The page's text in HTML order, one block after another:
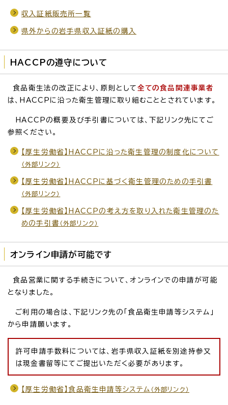
収入証紙販売所一覧
県外からの岩手県収入証紙の購入
HACCPの遵守について
食品衛生法の改正により、原則として 全ての食品関連事業者
は、HACCPに沿った衛生管理に取り組むこととされています。
HACCPの概要及び手引書については、下記リンク先にてご
参照ください。
【厚生労働省】HACCPに沿った衛生管理の制度化について
（外部リンク）
【厚生労働省】HACCPに基づく衛生管理のための手引書
（外部リンク）
【厚生労働省】HACCPの考え方を取り入れた衛生管理のた
めの手引書 （外部リンク）
オンライン申請が可能です
食品営業に関する手続きについて、オンラインでの申請が可能
となりました。
ご利用の場合は、下記リンク先の「食品衛生申請等システム」
から申請願います。
許可申請手数料については、岩手県収入証紙を別途持参又
は現金書留等にてご提出いただく必要があります。
【厚生労働省】食品衛生申請等システム （外部リンク）